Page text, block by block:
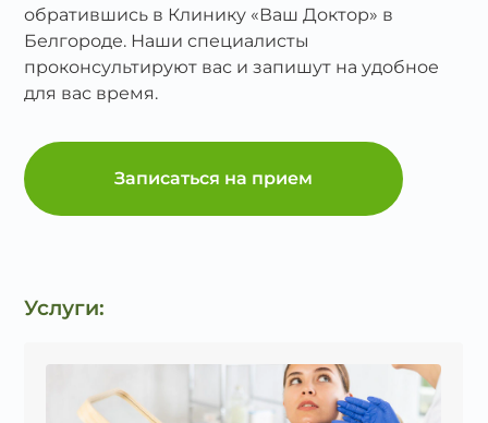
обратившись в Клинику «Ваш Доктор» в
Белгороде. Наши специалисты
проконсультируют вас и запишут на удобное
для вас время.
Записаться на прием
Услуги: